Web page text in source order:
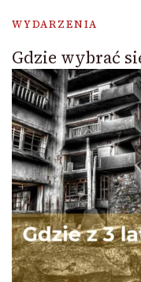
WYDARZENIA
Gdzie wybrać